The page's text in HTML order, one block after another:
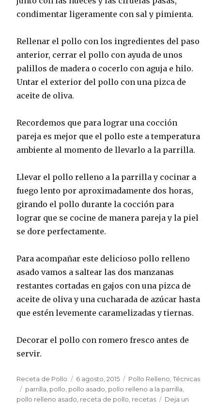
condimentar ligeramente con sal y pimienta.
Rellenar el pollo con los ingredientes del paso
anterior, cerrar el pollo con ayuda de unos
palillos de madera o cocerlo con aguja e hilo.
Untar el exterior del pollo con una pizca de
aceite de oliva.
Recordemos que para lograr una cocción
pareja es mejor que el pollo este a temperatura
ambiente al momento de llevarlo a la parrilla.
Llevar el pollo relleno a la parrilla y cocinar a
fuego lento por aproximadamente dos horas,
girando el pollo durante la cocción para
lograr que se cocine de manera pareja y la piel
se dore perfectamente.
Para acompañar este delicioso pollo relleno
asado vamos a saltear las dos manzanas
restantes cortadas en gajos con una pizca de
aceite de oliva y una cucharada de azúcar hasta
que estén levemente caramelizadas y tiernas.
Decorar el pollo con romero fresco antes de
servir.
Autor
Receta de Pollo
Publicado
el
6 agosto, 2015 Categorías
Pollo Relleno ,Técnicas
Etiquetas
parrilla pollo pollo asado pollo relleno a la parrilla
pollo relleno asado receta de pollo recetas
Deja un